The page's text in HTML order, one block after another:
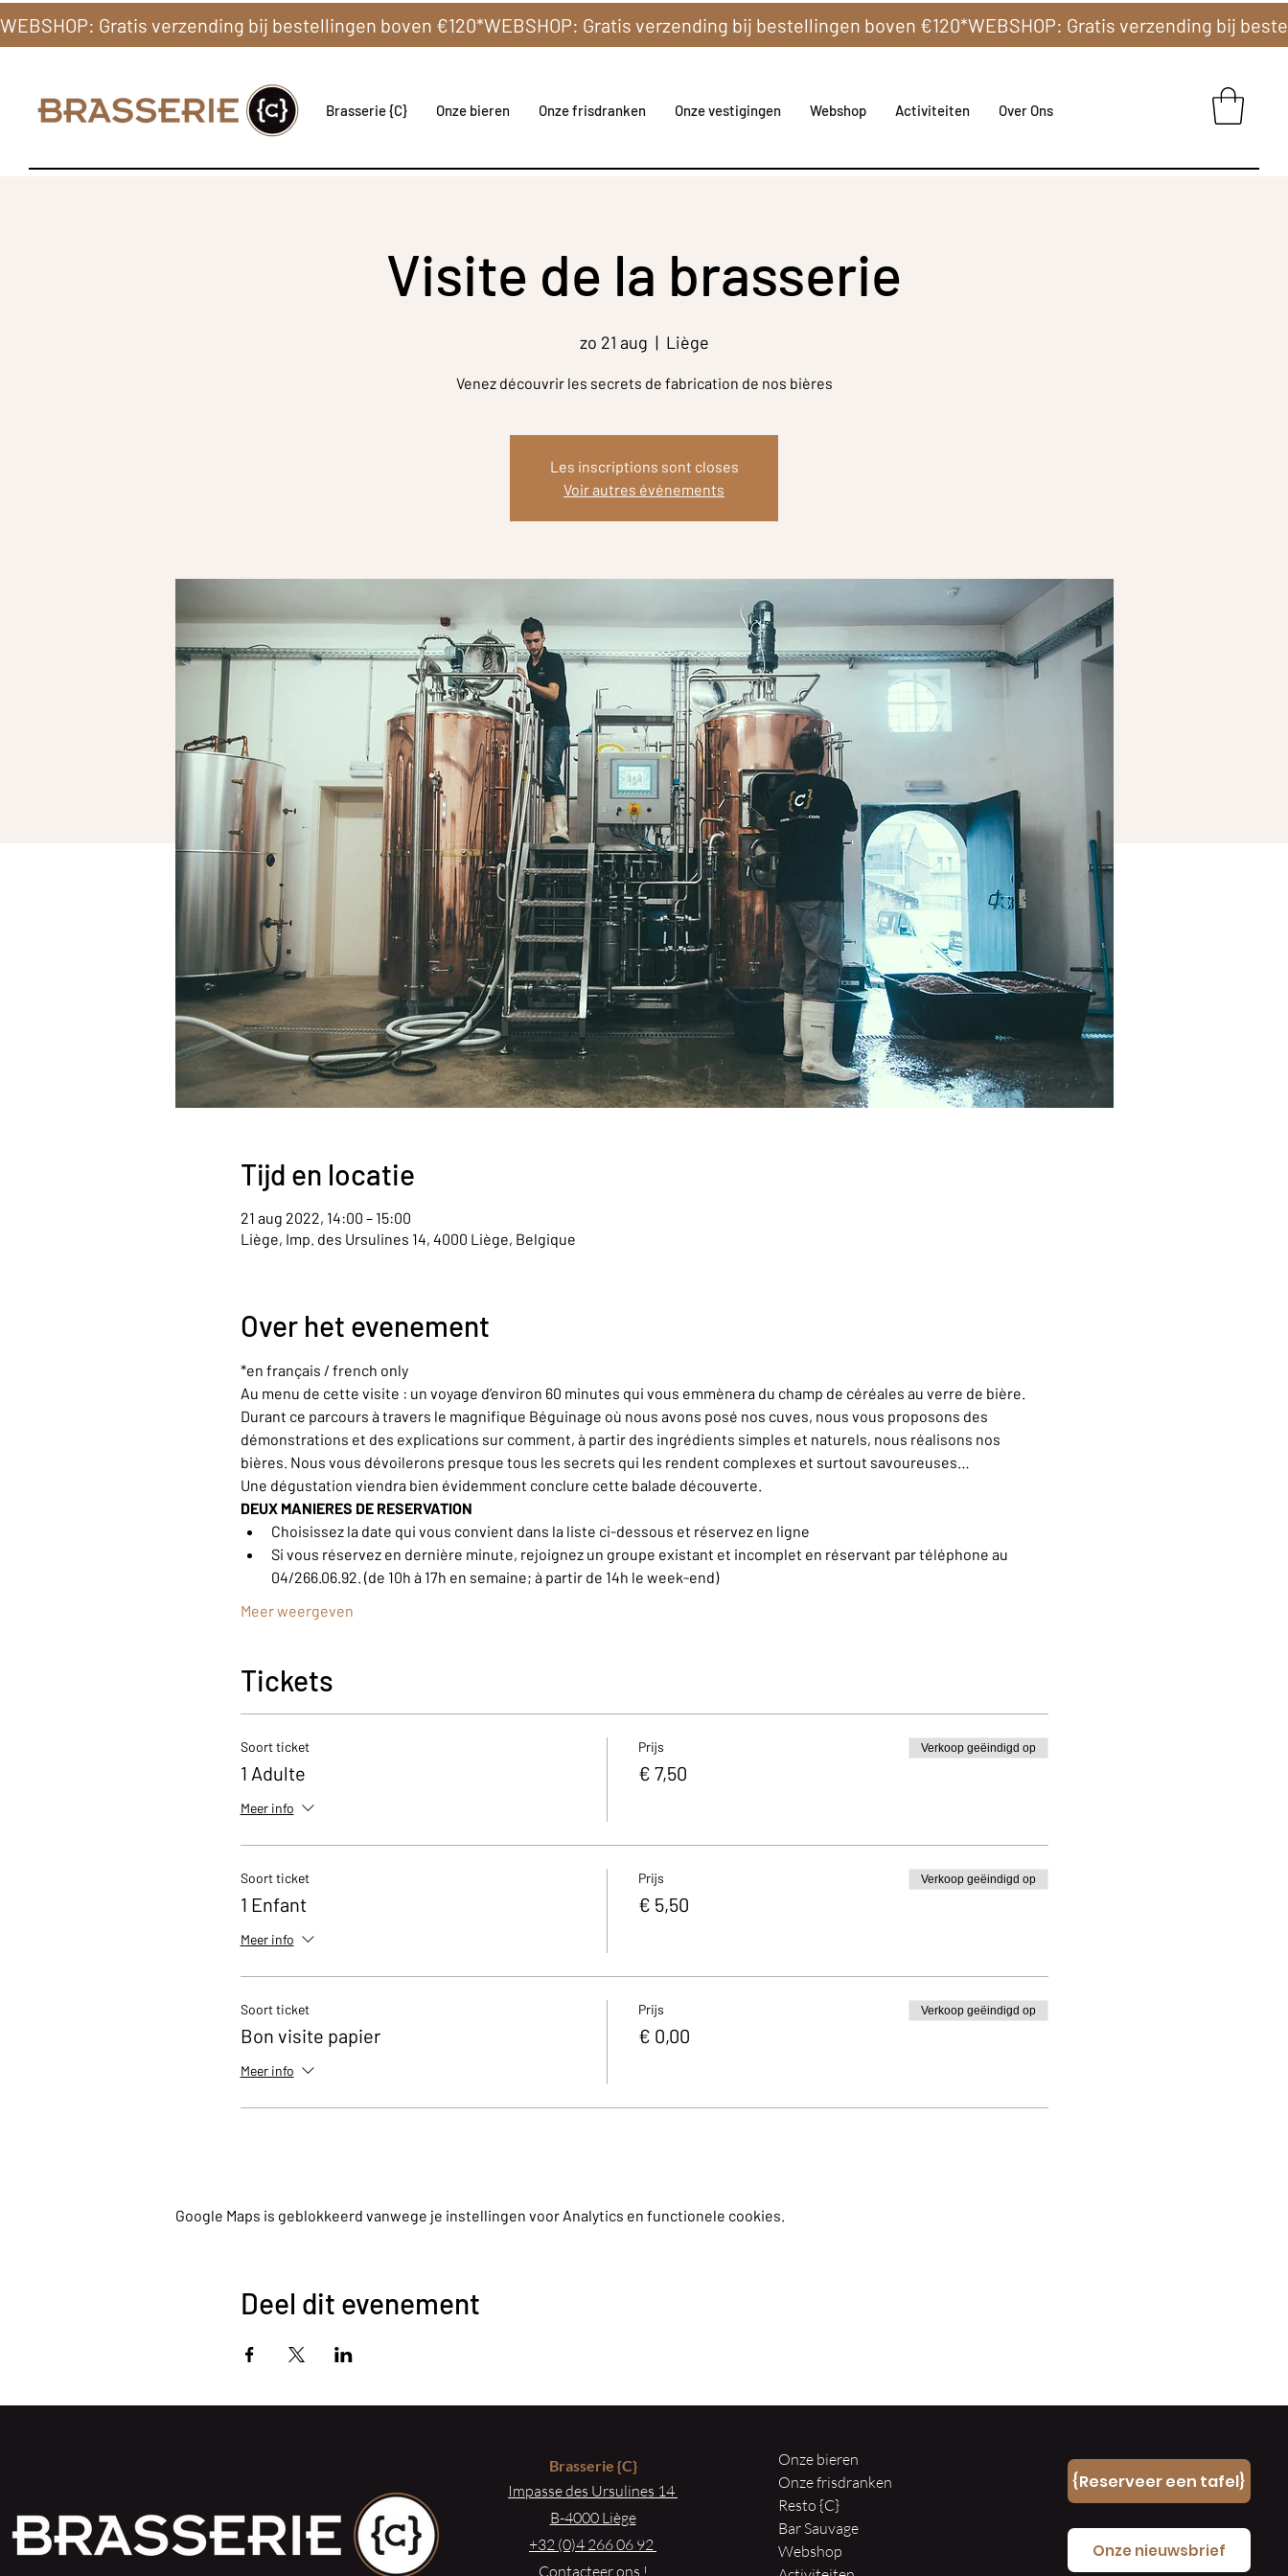
Brasserie {C} Onze bieren Onze frisdranken Onze vestigingen Webshop Activiteiten Over Ons
Visite de la brasserie
zo 21 aug
  |
Liège
Venez découvrir les secrets de fabrication de nos bières
Les inscriptions sont closes
Voir autres événements
Tijd en locatie
21 aug 2022, 14:00 – 15:00
Liège, Imp. des Ursulines 14, 4000 Liège, Belgique
Over het evenement
*en français / french only
Au menu de cette visite : un voyage d’environ 60 minutes qui vous emmènera du champ de céréales au verre de bière.
Durant ce parcours à travers le magnifique Béguinage où nous avons posé nos cuves, nous vous proposons des
démonstrations et des explications sur comment, à partir des ingrédients simples et naturels, nous réalisons nos
bières. Nous vous dévoilerons presque tous les secrets qui les rendent complexes et surtout savoureuses…
Une dégustation viendra bien évidemment conclure cette balade découverte.
DEUX MANIERES DE RESERVATION
Choisissez la date qui vous convient dans la liste ci-dessous et réservez en ligne
Si vous réservez en dernière minute, rejoignez un groupe existant et incomplet en réservant par téléphone au
04/266.06.92. (de 10h à 17h en semaine; à partir de 14h le week-end)
Meer weergeven
Tickets
Soort ticket
1 Adulte
Meer info
Prijs
€ 7,50
Verkoop geëindigd op
Soort ticket
1 Enfant
Meer info
Prijs
€ 5,50
Verkoop geëindigd op
Soort ticket
Bon visite papier
Meer info
Prijs
€ 0,00
Verkoop geëindigd op
Google Maps is geblokkeerd vanwege je instellingen voor Analytics en functionele cookies.
Deel dit evenement
Brasserie{C}
Impasse des Ursulines 14
B-4000 Liège
+32 (0)4 266 06 92
Contacteer ons !
Onze bieren
Onze frisdranken
Resto {C}
Bar Sauvage
Webshop
{Reserveer een tafel}
Onze nieuwsbrief